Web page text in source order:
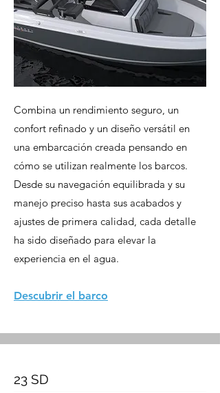
Combina un rendimiento seguro, un
confort refinado y un diseño versátil en
una embarcación creada pensando en
cómo se utilizan realmente los barcos.
Desde su navegación equilibrada y su
manejo preciso hasta sus acabados y
ajustes de primera calidad, cada detalle
ha sido diseñado para elevar la
experiencia en el agua.
Descubrir el barco
23 SD